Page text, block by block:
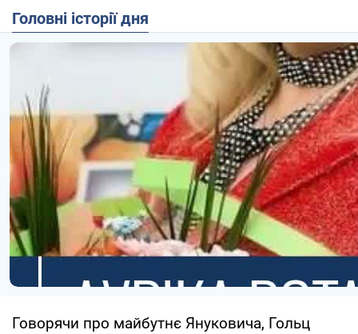
Головні історії дня
Говорячи про майбутнє Януковича, Гольц